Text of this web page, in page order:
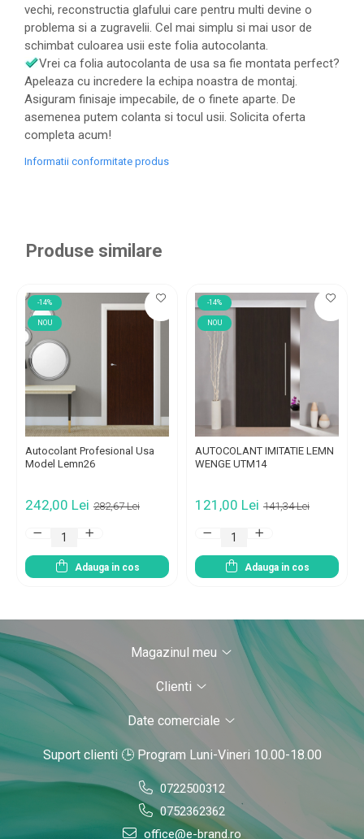
vechi, reconstructia glafului care pentru multi devine o
problema si a zugravelii. Cel mai simplu si mai usor de
schimbat culoarea usii este folia autocolanta.
Vrei ca folia autocolanta de usa sa fie montata perfect?
Apeleaza cu incredere la echipa noastra de montaj.
Asiguram finisaje impecabile, de o finete aparte. De
asemenea putem colanta si tocul usii. Solicita oferta
completa acum!
Informatii conformitate produs
Produse similare
-14%
NOU
Autocolant Profesional Usa
Model Lemn26
282,67 Lei
242,00 Lei
Adauga in cos
-14%
NOU
AUTOCOLANT IMITATIE LEMN
WENGE UTM14
141,34 Lei
121,00 Lei
Adauga in cos
Magazinul meu
Clienti
Date comerciale
Suport clienti 🕒 Program Luni-Vineri 10.00-18.00
0722500312
0752362362
office@e-brand.ro